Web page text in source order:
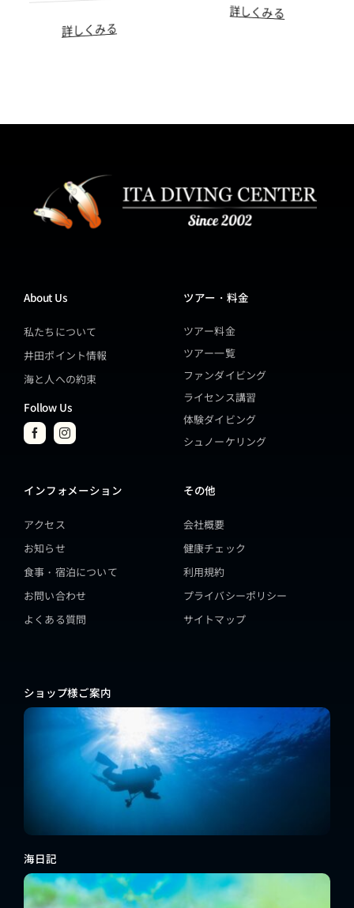
詳しくみる
詳しくみる
About Us
私たちについて
井田ポイント情報
海と人への約束
Follow Us
ツアー・料金
ツアー料金
ツアー一覧
ファンダイビング
ライセンス講習
体験ダイビング
シュノーケリング
インフォメーション
アクセス
お知らせ
食事・宿泊について
お問い合わせ
よくある質問
その他
会社概要
健康チェック
利用規約
プライバシーポリシー
サイトマップ
ショップ様ご案内
海日記